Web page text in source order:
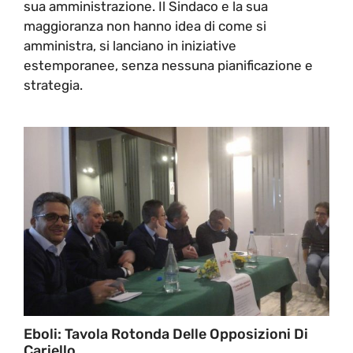
sua amministrazione. Il Sindaco e la sua
maggioranza non hanno idea di come si
amministra, si lanciano in iniziative
estemporanee, senza nessuna pianificazione e
strategia.
Eboli: Tavola Rotonda Delle Opposizioni Di